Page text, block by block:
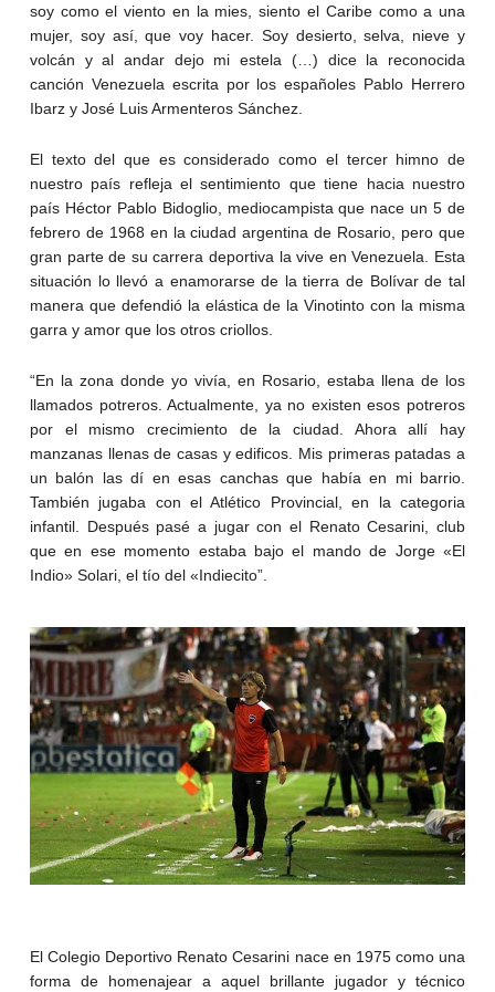
soy como el viento en la mies, siento el Caribe como a una
mujer, soy así, que voy hacer. Soy desierto, selva, nieve y
volcán y al andar dejo mi estela (…) dice la reconocida
canción Venezuela escrita por los españoles Pablo Herrero
Ibarz y José Luis Armenteros Sánchez.
El texto del que es considerado como el tercer himno de
nuestro país refleja el sentimiento que tiene hacia nuestro
país Héctor Pablo Bidoglio, mediocampista que nace un 5 de
febrero de 1968 en la ciudad argentina de Rosario, pero que
gran parte de su carrera deportiva la vive en Venezuela. Esta
situación lo llevó a enamorarse de la tierra de Bolívar de tal
manera que defendió la elástica de la Vinotinto con la misma
garra y amor que los otros criollos.
“En la zona donde yo vivía, en Rosario, estaba llena de los
llamados potreros. Actualmente, ya no existen esos potreros
por el mismo crecimiento de la ciudad. Ahora allí hay
manzanas llenas de casas y edificos. Mis primeras patadas a
un balón las dí en esas canchas que había en mi barrio.
También jugaba con el Atlético Provincial, en la categoria
infantil. Después pasé a jugar con el Renato Cesarini, club
que en ese momento estaba bajo el mando de Jorge «El
Indio» Solari, el tío del «Indiecito”.
El Colegio Deportivo Renato Cesarini nace en 1975 como una
forma de homenajear a aquel brillante jugador y técnico